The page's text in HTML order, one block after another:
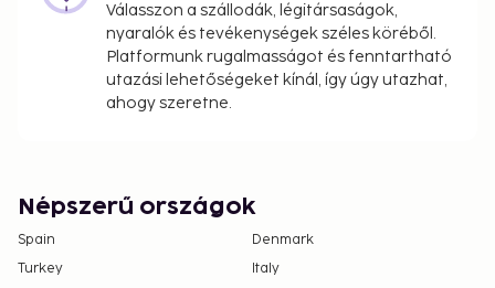
Válasszon a szállodák, légitársaságok,
nyaralók és tevékenységek széles köréből.
Platformunk rugalmasságot és fenntartható
utazási lehetőségeket kínál, így úgy utazhat,
ahogy szeretne.
Népszerű országok
Spain
Denmark
Turkey
Italy